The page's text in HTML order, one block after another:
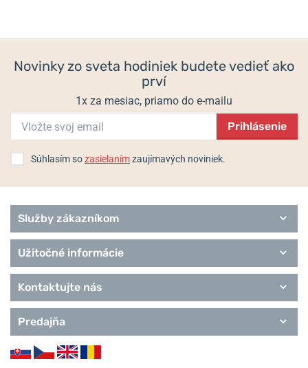
Diving
Performance
Pilot
Urbane
Remienky Davosa
Novinky zo sveta hodiniek budete vedieť ako
prví
1x za mesiac, priamo do e-mailu
Prihlásenie
Súhlasím sozasielanímzaujímavých noviniek.
Služby zákazníkom
Užitočné informácie
Kontaktujte nás
Predajňa